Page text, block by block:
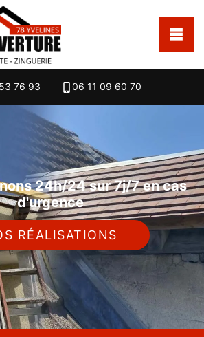
76 93 06 11 09 60 70
24h/24 sur 7j/7 en cas
d'urgence
RÉALISATIONS